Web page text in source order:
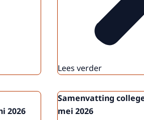
Lees verder
2026
Samenvatting
mei 2026